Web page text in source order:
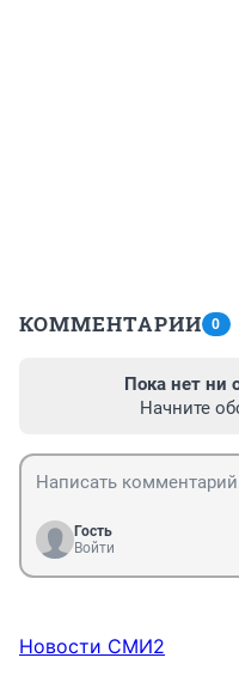
КОММЕНТАРИИ 0
Пока нет ни
Начните
Гость
Войти
Новости СМИ2